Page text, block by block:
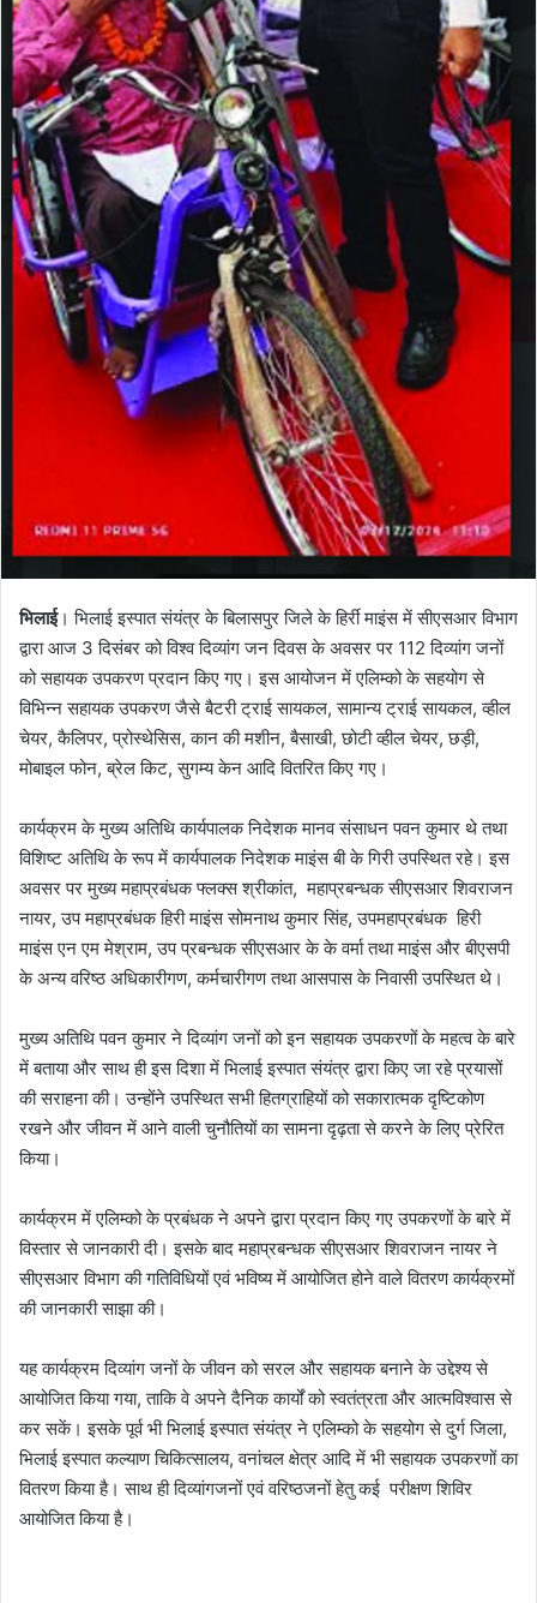
भिलाई। भिलाई इस्पात संयंत्र के बिलासपुर जिले के हिर्री माइंस में सीएसआर विभाग
द्वारा आज 3 दिसंबर को विश्व दिव्यांग जन दिवस के अवसर पर 112 दिव्यांग जनों
को सहायक उपकरण प्रदान किए गए। इस आयोजन में एलिम्को के सहयोग से
विभिन्न सहायक उपकरण जैसे बैटरी ट्राई सायकल, सामान्य ट्राई सायकल, व्हील
चेयर, कैलिपर, प्रोस्थेसिस, कान की मशीन, बैसाखी, छोटी व्हील चेयर, छड़ी,
मोबाइल फोन, ब्रेल किट, सुगम्य केन आदि वितरित किए गए।
कार्यक्रम के मुख्य अतिथि कार्यपालक निदेशक मानव संसाधन पवन कुमार थे तथा
विशिष्ट अतिथि के रूप में कार्यपालक निदेशक माइंस बी के गिरी उपस्थित रहे। इस
अवसर पर मुख्य महाप्रबंधक फ्लक्स श्रीकांत, महाप्रबन्धक सीएसआर शिवराजन
नायर, उप महाप्रबंधक हिरी माइंस सोमनाथ कुमार सिंह, उपमहाप्रबंधक हिरी
माइंस एन एम मेश्राम, उप प्रबन्धक सीएसआर के के वर्मा तथा माइंस और बीएसपी
के अन्य वरिष्ठ अधिकारीगण, कर्मचारीगण तथा आसपास के निवासी उपस्थित थे।
मुख्य अतिथि पवन कुमार ने दिव्यांग जनों को इन सहायक उपकरणों के महत्व के बारे
में बताया और साथ ही इस दिशा में भिलाई इस्पात संयंत्र द्वारा किए जा रहे प्रयासों
की सराहना की। उन्होंने उपस्थित सभी हितग्राहियों को सकारात्मक दृष्टिकोण
रखने और जीवन में आने वाली चुनौतियों का सामना दृढ़ता से करने के लिए प्रेरित
किया।
कार्यक्रम में एलिम्को के प्रबंधक ने अपने द्वारा प्रदान किए गए उपकरणों के बारे में
विस्तार से जानकारी दी। इसके बाद महाप्रबन्धक सीएसआर शिवराजन नायर ने
सीएसआर विभाग की गतिविधियों एवं भविष्य में आयोजित होने वाले वितरण कार्यक्रमों
की जानकारी साझा की।
यह कार्यक्रम दिव्यांग जनों के जीवन को सरल और सहायक बनाने के उद्देश्य से
आयोजित किया गया, ताकि वे अपने दैनिक कार्यों को स्वतंत्रता और आत्मविश्वास से
कर सकें। इसके पूर्व भी भिलाई इस्पात संयंत्र ने एलिम्को के सहयोग से दुर्ग जिला,
भिलाई इस्पात कल्याण चिकित्सालय, वनांचल क्षेत्र आदि में भी सहायक उपकरणों का
वितरण किया है। साथ ही दिव्यांगजनों एवं वरिष्ठजनों हेतु कई परीक्षण शिविर
आयोजित किया है।